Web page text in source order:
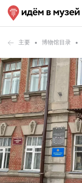
主要 博物馆目录